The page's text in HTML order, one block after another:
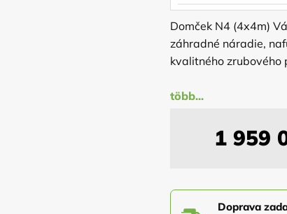
Domček N4 (4x4m)
záhradné náradie,
kvalitného zrubového
Dvojitá impregnácia
2x okno s okenicou
podlaha a náter na
1 959
Doprava